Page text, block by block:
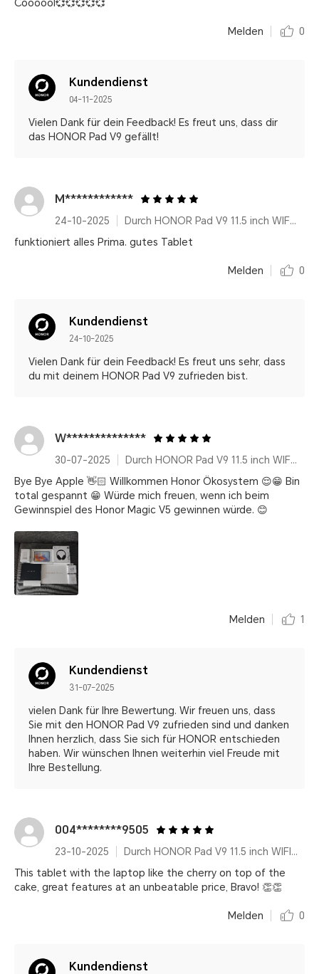
Coooool💞💞💞💞💞
Melden 0
Kundendienst
04-11-2025
Vielen Dank für dein Feedback! Es freut uns, dass dir
das HONOR Pad V9 gefällt!
M************
24-10-2025
Durch HONOR Pad V9 11.5 inch WIFI Only 8GB+256GB White with Flip Cover and Pen
funktioniert alles Prima. gutes Tablet
Melden 0
Kundendienst
24-10-2025
Vielen Dank für dein Feedback! Es freut uns sehr, dass
du mit deinem HONOR Pad V9 zufrieden bist.
W**************
30-07-2025
Durch HONOR Pad V9 11.5 inch WIFI Only 8GB+256GB Gray with Flip Cover and Pen
Bye Bye Apple 👋🏻 Willkommen Honor Ökosystem 😌😁 Bin
total gespannt 😁 Würde mich freuen, wenn ich beim
Gewinnspiel des Honor Magic V5 gewinnen würde. 😊
Melden 1
Kundendienst
31-07-2025
vielen Dank für Ihre Bewertung. Wir freuen uns, dass
Sie mit den HONOR Pad V9 zufrieden sind und danken
Ihnen herzlich, dass Sie sich für HONOR entschieden
haben. Wir wünschen Ihnen weiterhin viel Freude mit
Ihre Bestellung.
004********9505
23-10-2025
Durch HONOR Pad V9 11.5 inch WIFI Only 8GB+256GB Gray with Flip Cover and Pen
This tablet with the laptop like the cherry on top of the
cake, great features at an unbeatable price, Bravo! 👏👏
Melden 0
Kundendienst